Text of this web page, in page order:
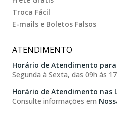
Troca Fácil
E-mails e Boletos Falsos
ATENDIMENTO
Horário de Atendimento
Segunda à Sexta, das 09h às
Horário de Atendimento nas
Consulte informações em